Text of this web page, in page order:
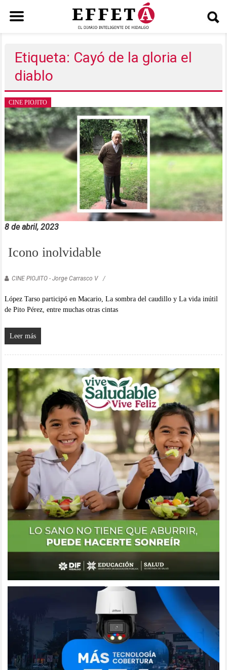
contenidoEtiqueta: Cayó de la gloria el
diablo
CINE PIOJITO
8 de abril, 2023
Icono inolvidable
CINE PIOJITO - Jorge Carrasco V
López Tarso participó en Macario, La sombra del caudillo y La vida inútil
de Pito Pérez, entre muchas otras cintas
Leer más